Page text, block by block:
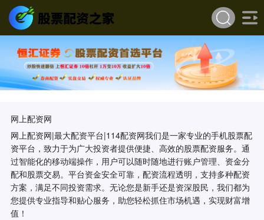
网上配资网
网上配资网|最大配资平台|114配资网我们是一家专业的手机股票配
资平台，致力于为广大投资者提供便捷、高效的股票配资服务。通
过智能化的移动端操作，用户可以随时随地进行账户管理、资金分
配和股票交易。平台资金安全可靠，配资流程透明，支持多种配资
方案，满足不同投资需求。无论您是新手还是资深股民，我们都为
您提供专业指导和贴心服务，助您轻松抓住市场机遇，实现财富增
值！